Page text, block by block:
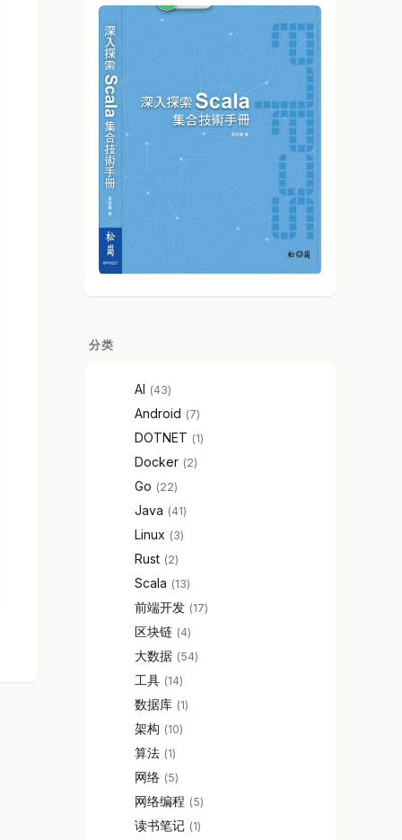
分类
AI 43
Android 7
DOTNET 1
Docker 2
Go 22
Java 41
Linux 3
Rust 2
Scala 13
前端开发 17
区块链 4
大数据 54
工具 14
数据库 1
架构 10
算法 1
网络 5
网络编程 5
读书笔记 1